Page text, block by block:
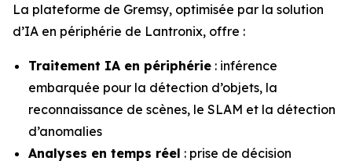
La plateforme de Gremsy, optimisée par la solution
d’IA en périphérie de Lantronix, offre :
Traitement IA en périphérie : inférence
embarquée pour la détection d’objets, la
reconnaissance de scènes, le SLAM et la détection
d’anomalies
Analyses en temps réel : prise de décision